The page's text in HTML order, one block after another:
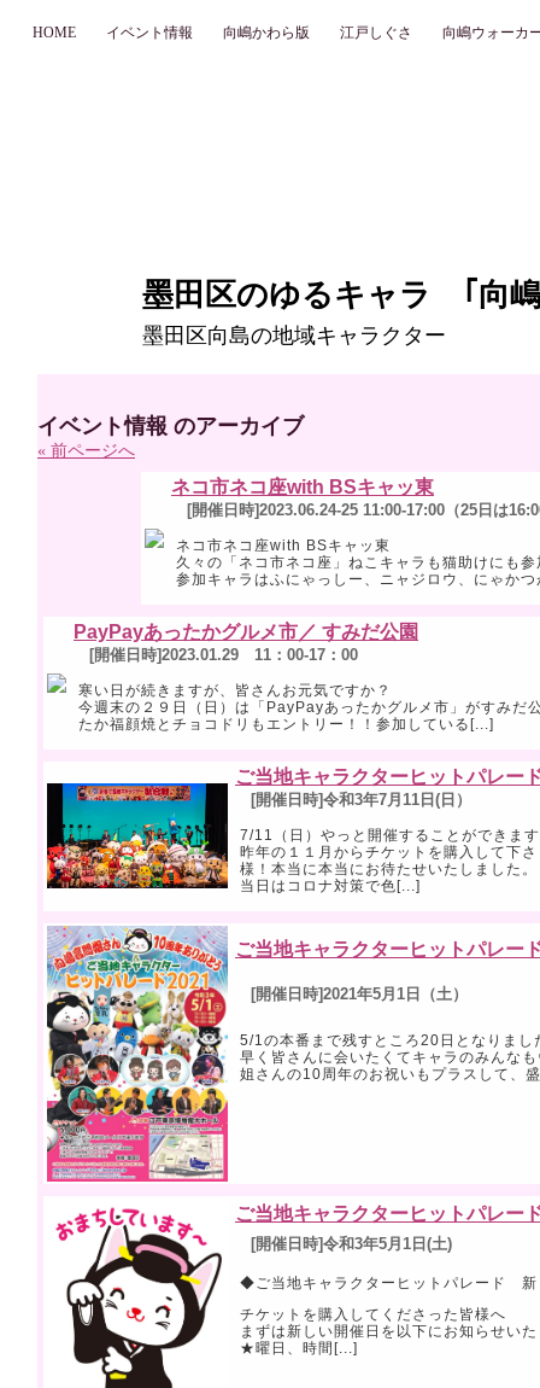
HOME イベント情報 向嶋かわら版 江戸しぐさ 向嶋ウォーカ
墨田区のゆるキャラ ｢向
墨田区向島の地域キャラクター
イベント情報 のアーカイブ
« 前ページへ
ネコ市ネコ座with BSキャッ東
[開催日時]2023.06.24-25 11:00-17:00（25日は
ネコ市ネコ座with BSキャッ東
久々の「ネコ市ネコ座」ねこキャラも猫助けにも
参加キャラはふにゃっしー、ニャジロウ、にゃか
PayPayあったかグルメ市／ すみだ公園
[開催日時]2023.01.29 11：00-17：00
寒い日が続きますが、皆さんお元気ですか？
今週末の２９日（日）は「PayPayあったかグルメ市」がすみだ
たか福顔焼とチョコドリもエントリー！！参加している[...]
ご当地キャラクターヒットパレー
[開催日時]令和3年7月11日(日）
7/11（日）やっと開催することができま
昨年の１１月からチケットを購入して下
様！本当に本当にお待たせいたしました。
当日はコロナ対策で色[...]
ご当地キャラクターヒットパレー
[開催日時]2021年5月1日（土）
5/1の本番まで残すところ20日となりまし
早く皆さんに会いたくてキャラのみんな
姐さんの10周年のお祝いもプラスして、
ご当地キャラクターヒットパレー
[開催日時]令和3年5月1日(土)
◆ご当地キャラクターヒットパレード
チケットを購入してくださった皆様へ
まずは新しい開催日を以下にお知らせい
★曜日、時間[...]